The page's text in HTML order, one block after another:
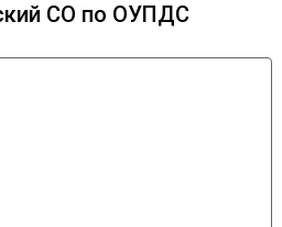
СО по ОУПДС